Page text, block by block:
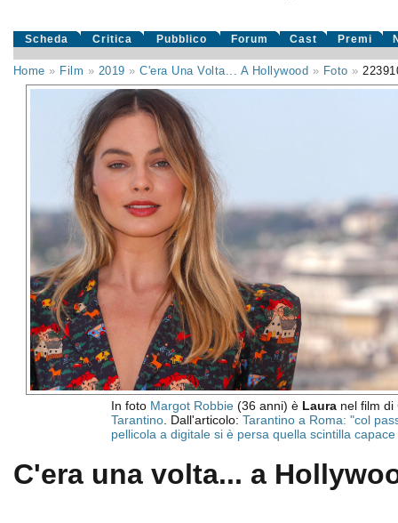
Scheda Critica Pubblico Forum Cast Premi
Home » Film » 2019 »C'era Una Volta... A Hollywood » Foto »
In foto Margot Robbie(36 anni) è Lauranel film di
Tarantino. Dall'articolo: Tarantino a Roma: "col
pellicola a digitale si è persa quella scintilla
C'era una volta... a